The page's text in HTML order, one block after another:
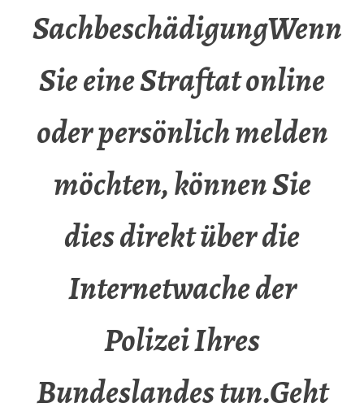
SachbeschädigungWenn
Sie eine Straftat online
oder persönlich melden
möchten, können Sie
dies direkt über die
Internetwache der
Polizei Ihres
Bundeslandes tun.Geht